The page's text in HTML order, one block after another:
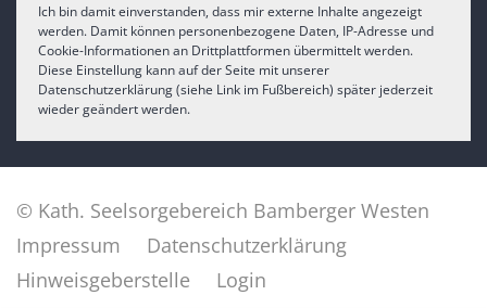
Ich bin damit einverstanden, dass mir externe Inhalte angezeigt
werden. Damit können personenbezogene Daten, IP-Adresse und
Cookie-Informationen an Drittplattformen übermittelt werden.
Diese Einstellung kann auf der Seite mit unserer
Datenschutzerklärung (siehe Link im Fußbereich) später jederzeit
wieder geändert werden.
© Kath. Seelsorgebereich Bamberger Westen
Impressum
Datenschutzerklärung
Hinweisgeberstelle
Login